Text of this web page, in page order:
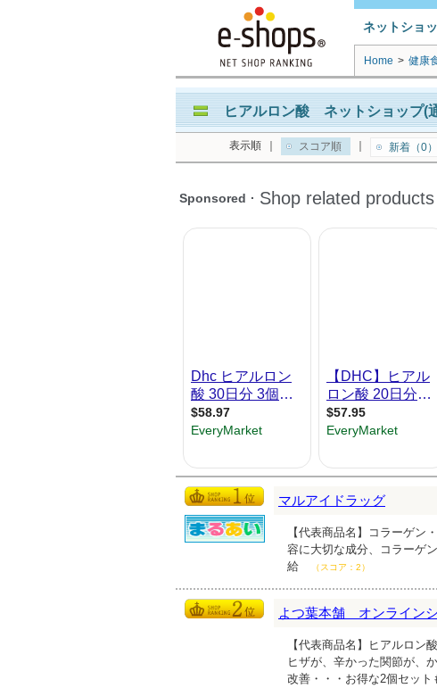
ネットショ
Home > 健康
ヒアルロン酸 ネットショップ(
表示順 スコア順 新着（0）
マルアイドラッグ
【代表商品名】コラーゲン
容に大切な成分、コラーゲ
給
（スコア：2）
よつ葉本舗 オンライン
【代表商品名】ヒアルロン
ヒザが、辛かった関節が、
改善・・・お得な2個セット